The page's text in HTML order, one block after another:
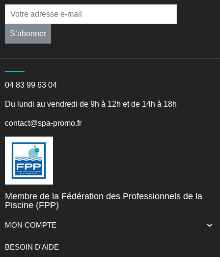
S’abonner
04 83 99 63 04
Du lundi au vendredi de 9h à 12h et de 14h à 18h
contact@spa-promo.fr
Membre de la Fédération des Professionnels de la
Piscine (FPP)
MON COMPTE
BESOIN D'AIDE